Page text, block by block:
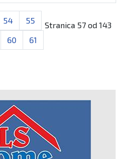
Stranica 57 od 143
54
55
60 61